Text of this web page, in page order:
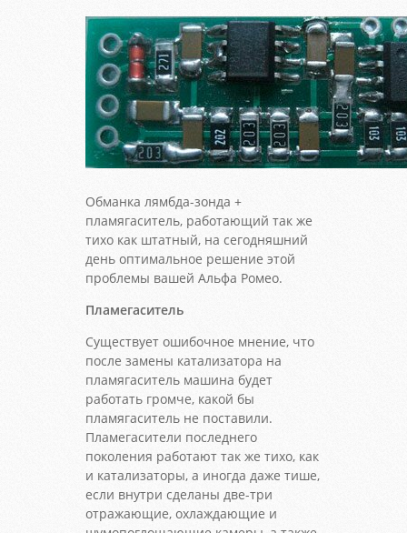
Обманка лямбда-зонда +
пламягаситель, работающий так же
тихо как штатный, на сегодняшний
день оптимальное решение этой
проблемы вашей Альфа Ромео.
Пламегаситель
Существует ошибочное мнение, что
после замены катализатора на
пламягаситель машина будет
работать громче, какой бы
пламягаситель не поставили.
Пламегасители последнего
поколения работают так же тихо, как
и катализаторы, а иногда даже тише,
если внутри сделаны две-три
отражающие, охлаждающие и